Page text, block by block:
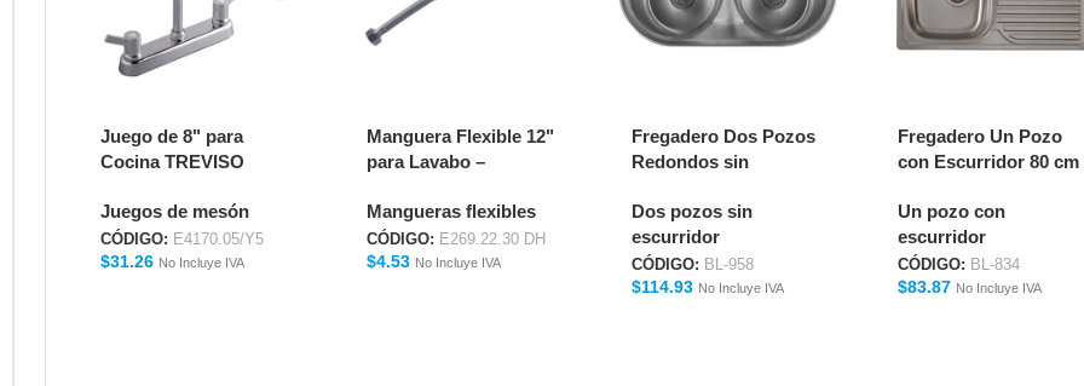
Juego de 8" para
Cocina TREVISO
Juegos de mesón
CÓDIGO: E4170.05/Y5
$31.26 No Incluye IVA
Manguera Flexible 12"
para Lavabo –
Conexión a 1/2".
E269.22.30 DH
Mangueras flexibles
CÓDIGO: E269.22.30 DH
$4.53 No Incluye IVA
Fregadero Dos Pozos
Redondos sin
958
Dos pozos sin
escurridor
CÓDIGO: BL-958
$114.93 No Incluye IVA
Fregadero Un Pozo
con Escurridor 80 cm
Un pozo con
escurridor
CÓDIGO: BL-834
$83.87 No Incluye IVA